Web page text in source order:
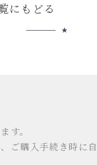
にもどる
す。
ご購入手続き時に